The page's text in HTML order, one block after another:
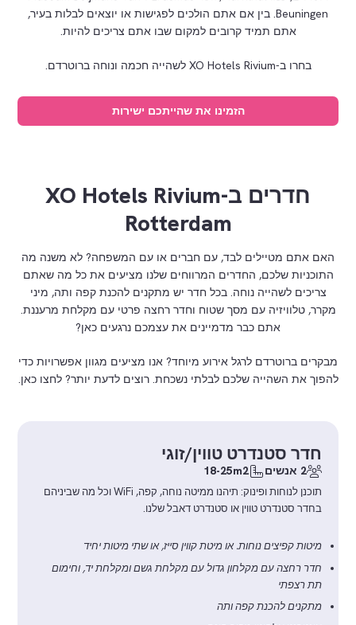
Beuningen. בין אם אתם הולכים לפגישות או יוצאים לבלות בעיר,
אתם תמיד קרובים למקום שבו אתם צריכים להיות.
בחרו ב-XO Hotels Rivium לשהייה חכמה ונוחה ברוטרדם.
הזמינו את שהייתכם ישירות
חדרים ב-XO Hotels Rivium
Rotterdam
האם אתם מטיילים לבד, עם חברים או עם המשפחה? לא משנה מה
התוכניות שלכם, החדרים המרווחים שלנו מציעים את כל מה שאתם
צריכים לשהייה נוחה. בכל חדר יש מתקנים להכנת קפה ותה, מיני
מקרר, טלוויזיה עם מסך שטוח וחדר רחצה פרטי עם מקלחת מרעננת.
אתם כבר מדמיינים את עצמכם נרגעים כאן?
מבקרים ברוטרדם לרגל אירוע מיוחד? אנו מציעים מגוון אפשרויות כדי
להפוך את השהייה שלכם לבלתי נשכחת. רוצים לדעת יותר? לחצו כאן.
חדר סטנדרט טווין/זוגי
2 אנשים 18-25m2
תוכנן לנוחות ופינוק: תיהנו ממיטה נוחה, קפה, WiFi וכל מה שביניהם
בחדר סטנדרט טווין או סטנדרט דאבל שלנו.
מיטות קפיצים נוחות. או מיטת קווין סייז, או שתי מיטות יחיד
חדר רחצה עם מקלחון גדול עם מקלחת גשם ומקלחת יד, וחימום
תת רצפתי
מתקנים להכנת קפה ותה